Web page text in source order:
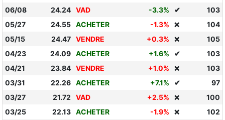
06/08
24.24 VAD -3.3% ✔
103
05/27
24.55 ACHETER -1.3% ❌
104
05/15
24.47 VENDRE +0.3% ❌
105
04/23
24.09 ACHETER +1.6% ✔
103
04/21
23.84 VENDRE +1.0% ❌
103
03/31
22.26 ACHETER +7.1% ✔
97
03/27
21.72 VAD +2.5% ❌
100
03/25
22.13 ACHETER -1.9% ❌
102